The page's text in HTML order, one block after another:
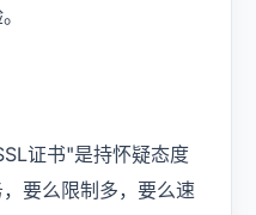
证书"是持怀疑态度
要么限制多，要么速